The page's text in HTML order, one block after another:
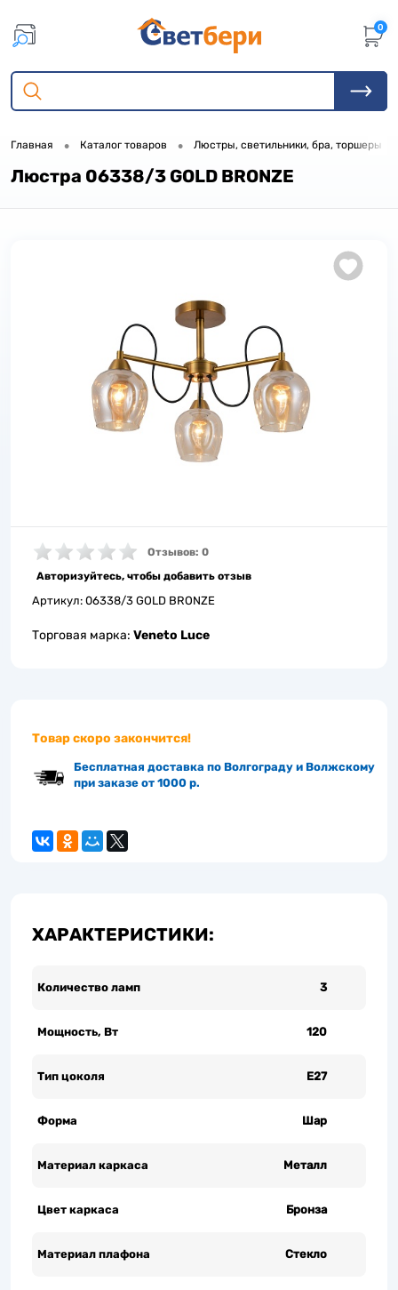
0
Главная • Каталог товаров • Люстры, светильники, бра, торшеры
Люстра 06338/3 GOLD BRONZE
Отзывов: 0
Авторизуйтесь, чтобы добавить отзыв
Артикул: 06338/3 GOLD BRONZE
Торговая марка: Veneto Luce
Товар скоро закончится!
Бесплатная доставка по Волгограду и Волжскому
при заказе от 1000 р.
ХАРАКТЕРИСТИКИ:
Количество ламп 3
Мощность, Вт 120
Тип цоколя Е27
Форма Шар
Материал каркаса Металл
Цвет каркаса Бронза
Материал плафона Стекло